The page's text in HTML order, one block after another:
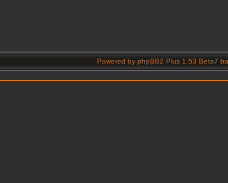
Powered by phpBB2 Plus 1.53 Beta7